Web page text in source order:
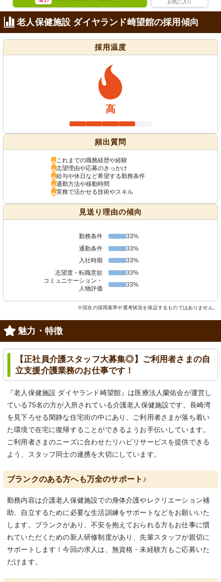
お気に入り
老人保健施設 ダイヤランド崎望館の採用傾向
採用温度
高
頻出質問
これまでの職務経歴や経験
志望理由や応募のきっかけ
給与や休日など希望する勤務条件
通勤方法や移動時間
実務で活かせる技術やスキル
見送り理由の傾向
勤務条件
33%
通勤条件
33%
入社時期
33%
志望度・転職意欲
33%
コミュニケーション・
人物評価
33%
※現在の採用基準や選考状況を保証するものではありません。
魅力・特徴
【正社員介護スタッフ大募集◎】ご利用者さまの自
立支援介護業務のお仕事です！
『老人保健施設 ダイヤランド崎望館』は医療法人蘭佑会が運営し
ている75名の方が入所されている介護老人保健施設です。長崎湾
を見下ろせる閑静な住宅街の中にあり、ご利用者さまが落ち着い
た環境で在宅に復帰することができるようお手伝いしています。
ご利用者さまのニーズに合わせたリハビリサービスを提供できる
よう、スタッフ同士の連携を大切にしています。
ブランクのある方へも万全のサポート♪
勤務内容は介護老人保健施設での身体介護やレクリエーション補
助、自立するために必要な生活訓練をサポートなどをお願いいた
します。ブランクがあり、不安を抱えておられる方もお仕事に慣
れていただくための新人研修制度があり、先輩スタッフが親切に
サポートします！今回の求人は、無資格・未経験方もご応募いた
だけます。